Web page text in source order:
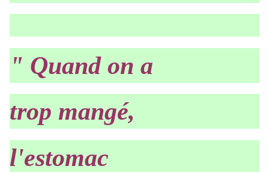
" Quand on a
trop mangé,
l'estomac